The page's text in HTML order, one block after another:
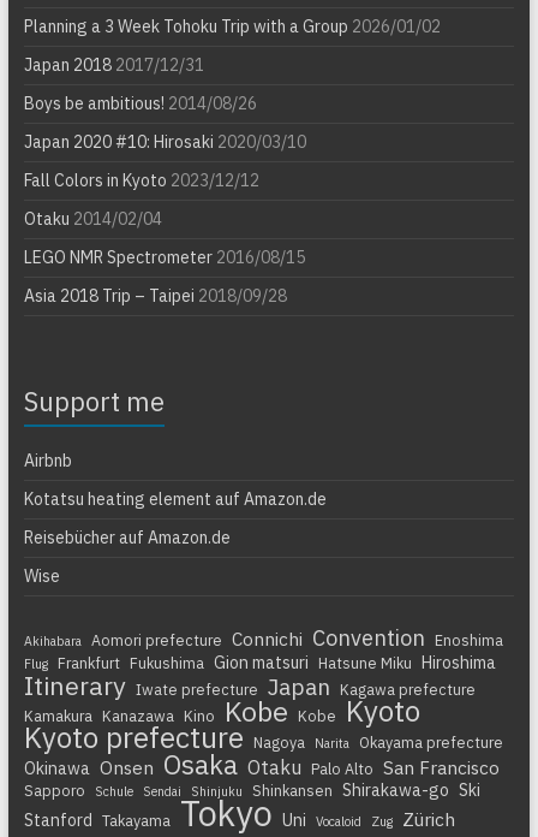
Planning a 3 Week Tohoku Trip with a Group 2026/01/02
Japan 20182017/12/31
Boys be ambitious! 2014/08/26
Japan 2020 #10: Hirosaki 2020/03/10
Fall Colors in Kyoto 2023/12/12
Otaku 2014/02/04
LEGO NMR Spectrometer2016/08/15
Asia 2018 Trip – Taipei 2018/09/28
Support me
Airbnb
Kotatsu heating element auf Amazon.de
Reisebücher auf Amazon.de
Wise
Akihabara Aomori prefecture Connichi Convention Enoshima
Flug Frankfurt Fukushima Gion matsuri Hatsune Miku Hiroshima
Itinerary Iwate prefecture Japan
Kagawa prefecture
Kamakura
Kanazawa Kino Kobe Kobe Kyoto
Kyoto prefecture Nagoya Narita Okayama prefecture
Okinawa Onsen Osaka Otaku Palo Alto San Francisco
Sapporo Schule Sendai Shinjuku Shinkansen Shirakawa-go Ski
Stanford Takayama Tokyo Uni Vocaloid Zug Zürich